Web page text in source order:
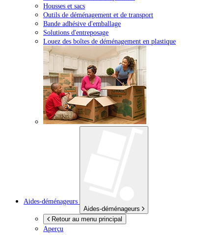
Housses et sacs
Outils de déménagement et de transport
Bande adhésive d'emballage
Solutions d'entreposage
Louez des boîtes de déménagement en plastique
Aides-déménageurs
Aides-déménageurs
Retour au menu principal
Aperçu